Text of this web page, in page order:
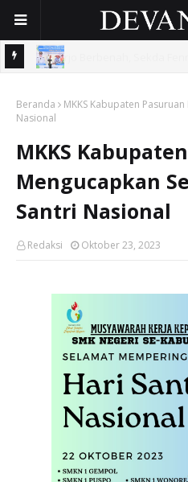
42.210 Pekerja Rentan Lewat
Beranda
MKKS Kabupaten
Nasional
MKKS
Mengucapkan
Santri Nasional
Redaksi Oktober 23, 2023